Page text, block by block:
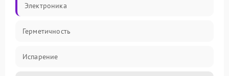
Электроника
Герметичность
Испарение